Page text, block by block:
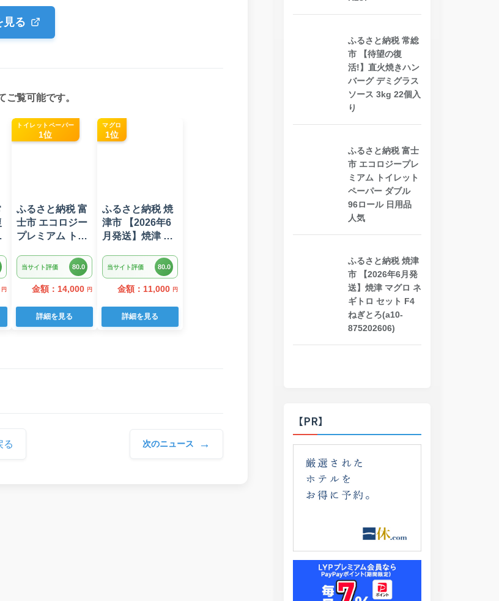
見る
ご覧可能です。
円
トイレットペーパー
1位
ふるさと納税 富
士市 エコロジー
プレミアム トイ
ダブル 96ロール
日用品 人気
当サイト評価 80.0
金額：14,000 円
詳細を見る
マグロ
1位
ふるさと納税 焼
津市 【2026年6
月発送】焼津 マ
ット F4 ねぎとろ
(a10-875202606)
当サイト評価 80.0
金額：11,000 円
詳細を見る
る 次のニュース →
ふるさと納税 常総
市 【待望の復
活!】直火焼きハン
バーグ デミグラス
ソース 3kg 22個入
り
ふるさと納税 富士
市 エコロジープレ
ミアム トイレット
ペーパー ダブル
96ロール 日用品
人気
ふるさと納税 焼津
市 【2026年6月発
送】焼津 マグロ ネ
ギトロ セット F4
ねぎとろ(a10-
875202606)
【PR】